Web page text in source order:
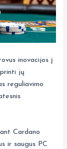
inovacijos į
jų
reguliavimo
Cardano
ir saugus PC